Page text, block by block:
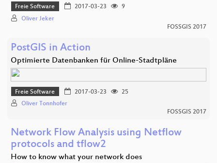
Freie Software 2017-03-23
9
Oliver Jeker
FOSSGIS 2017
PostGIS in Action
Optimierte Datenbanken für Online-Stadtpläne
Freie Software 2017-03-23
25
Oliver Tonnhofer
FOSSGIS 2017
Network Flow Analysis using Netflow
protocols and tflow2
How to know what your network does